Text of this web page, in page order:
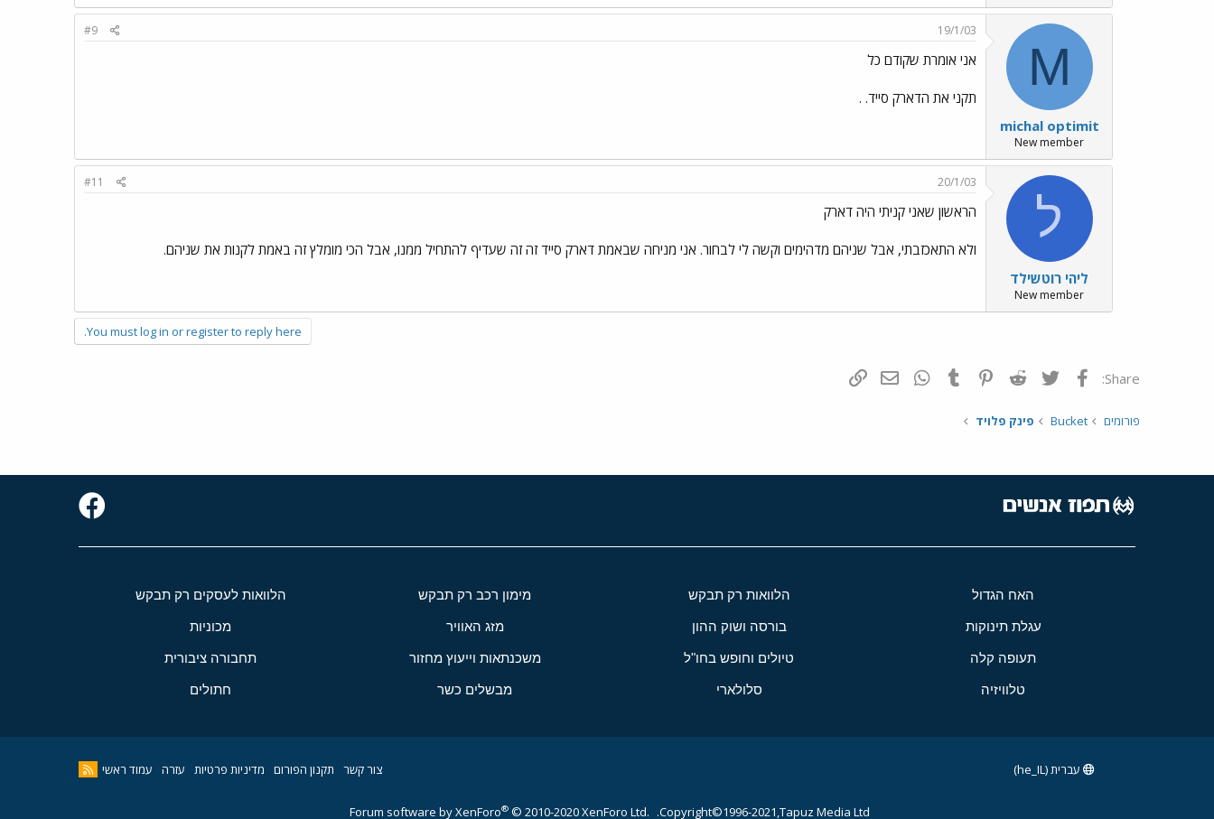
M
michal optimit
New member
19/1/03
#9
אני אומרת שקודם כל
תקני את הדארק סייד. .
ל
ליהי רוטשילד
New member
20/1/03
#11
הראשון שאני קניתי היה דארק
ולא התאכזבתי, אבל שניהם מדהימים וקשה לי לבחור. אני מניחה שבאמת דארק סייד זה זה שעדיף להתחיל ממנו, אבל הכי מומלץ זה באמת לקנות את שניהם.
You must log in or register to reply here.
Share: פייסבוק Twitter
Reddit
Pinterest
Tumblr
WhatsAppדואר אלקטרוני
פורומים Bucket פינק פלויד
האח הגדול הלוואות רק תבקש מימון רכב רק תבקש הלוואות לעסקים רק תבקש
עגלת תינוקות בורסה ושוק ההון מזג האוויר מכוניות
תעופה קלה טיולים וחופש בחו"ל משכנתאות וייעוץ מחזור תחבורה ציבורית
טלוויזיה סלולארי מבשלים כשר חתולים
צור קשר תקנון הפורום מדיניות פרטיות עזרה עמוד ראשי עברית (he_IL)
Copyright©1996-2021,Tapuz Media Ltd.
Forum software by XenForo® © 2010-2020 XenForo Ltd.